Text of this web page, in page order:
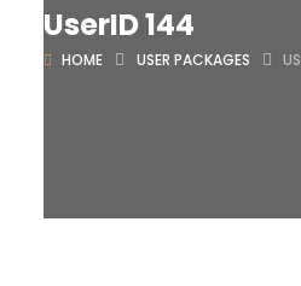
UserID 144
HOME USER PACKAGES